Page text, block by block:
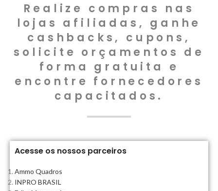
Realize compras nas
lojas afiliadas, ganhe
cashbacks, cupons,
solicite orçamentos de
forma gratuita e
encontre fornecedores
capacitados.
Acesse os nossos parceiros
Ammo Quadros
INPRO BRASIL